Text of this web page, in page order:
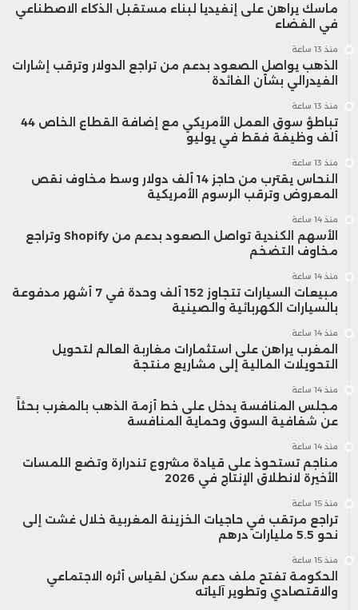
ماسك يراهن على إنفيديا لبناء مستقبل الذكاء الاصطناعي
في الفضاء
منذ 13 ساعة
الذهب يواصل الصعود بدعم من تراجع الدولار وترقب إشارات
الفيدرالي بشأن الفائدة
منذ 13 ساعة
تباطؤ سوق العمل الأمريكي مع إضافة القطاع الخاص 44
ألف وظيفة فقط في يوليو
منذ 13 ساعة
النحاس يقترب من حاجز 14 ألف دولار وسط مخاوف نقص
المعروض وترقب الرسوم الأمريكية
منذ 14 ساعة
الأسهم الكندية تواصل الصعود بدعم من Shopify وتراجع
مخاوف التضخم
منذ 14 ساعة
مبيعات السيارات تتجاوز 152 ألف وحدة في 7 أشهر مدفوعة
بالسيارات الكهربائية والصينية
منذ 14 ساعة
المغرب يراهن على استثمارات مغاربة العالم لتحويل
التحويلات المالية إلى مشاريع منتجة
منذ 14 ساعة
مجلس المنافسة يدخل على خط أزمة الذهب بالمغرب بحثاً
عن شفافية السوق وحماية المنافسة
منذ 14 ساعة
مناجم تستحوذ على قيادة مشروع تندرارة وتضع اللمسات
الأخيرة لانطلاق الإنتاج في 2026
منذ 15 ساعة
تراجع مرتقب في حاجيات الخزينة المغربية خلال غشت إلى
نحو 5.5 مليارات درهم
منذ 15 ساعة
الحكومة تفتح ملف دعم سكن لقياس أثره الاجتماعي
والاقتصادي وتطوير آلياته